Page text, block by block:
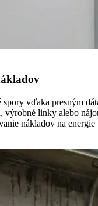
vďaka presným
výrobné linky alebo
nákladov na